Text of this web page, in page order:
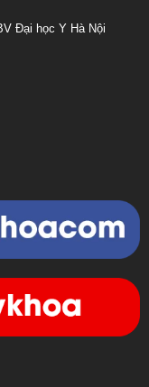
Đại học Y Hà Nội